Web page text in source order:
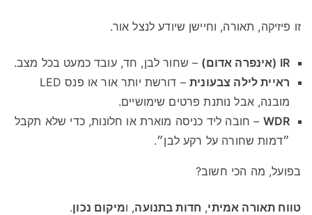
זו פיזיקה, תאורה, וחיישן שיודע לנצל אור.
IR (אינפרה אדום)
– שחור לבן, חד, עובד כמעט בכל מצב.
ראיית לילה צבעונית
– דורשת יותר אור או פנס LED
מובנה, אבל נותנת פרטים שימושיים.
WDR – חובה ליד כניסה מוארת או חלונות, כדי שלא תקבל
״דמות שחורה על רקע לבן״.
בפועל, מה הכי חשוב?
טווח תאורה אמיתי, חדות בתנועה, ומיקום נכון.